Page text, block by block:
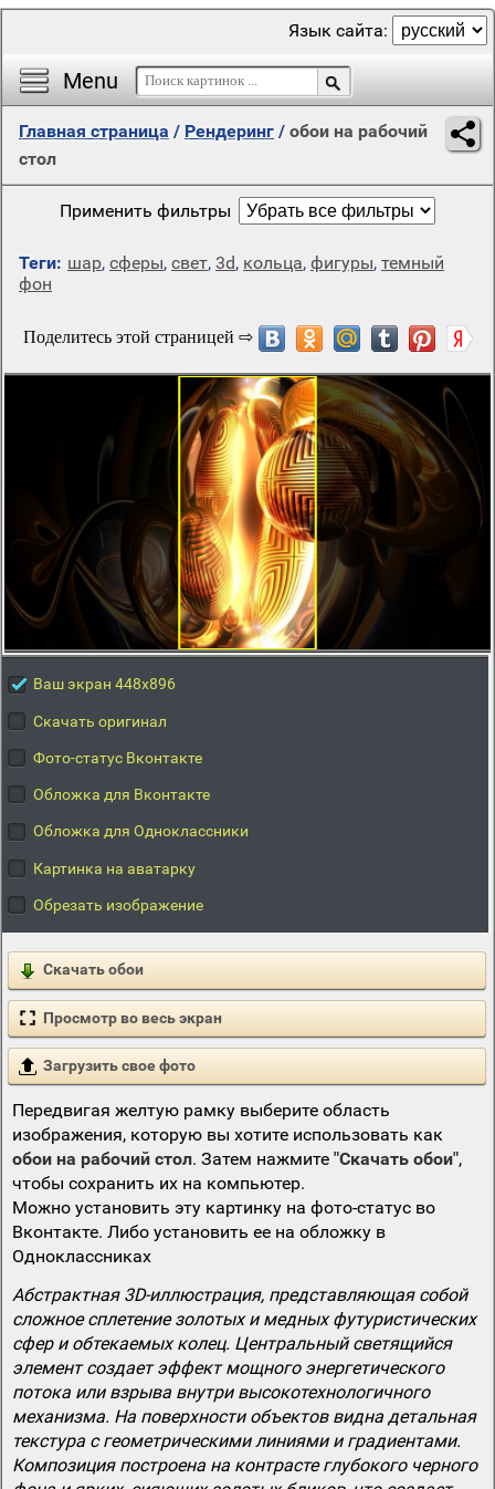
Menu
Язык сайта:
Главная страница / Рендеринг / обои на рабочий
стол
Применить фильтры
Теги: шар, сферы, свет, 3d, кольца, фигуры, темный
фон
Ваш экран 448x896
Скачать оригинал
Фото-статус Вконтакте
Обложка для Вконтакте
Обложка для Одноклассники
Картинка на аватарку
Обрезать изображение
Скачать обои
Просмотр во весь экран
Загрузить свое фото
Передвигая желтую рамку выберите область
изображения, которую вы хотите использовать как
обои на рабочий стол. Затем нажмите "Скачать обои",
чтобы сохранить их на компьютер.
Можно установить эту картинку на фото-статус во
Вконтакте. Либо установить ее на обложку в
Одноклассниках
Абстрактная 3D-иллюстрация, представляющая собой
сложное сплетение золотых и медных футуристических
сфер и обтекаемых колец. Центральный светящийся
элемент создает эффект мощного энергетического
потока или взрыва внутри высокотехнологичного
механизма. На поверхности объектов видна детальная
текстура с геометрическими линиями и градиентами.
Композиция построена на контрасте глубокого черного